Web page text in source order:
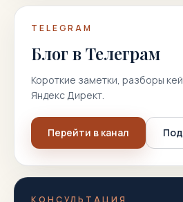
TELEGRAM
Блог в Телеграм
Короткие заметки, разборы
Яндекс Директ.
Перейти в канал
КОНСУЛЬТАЦИЯ